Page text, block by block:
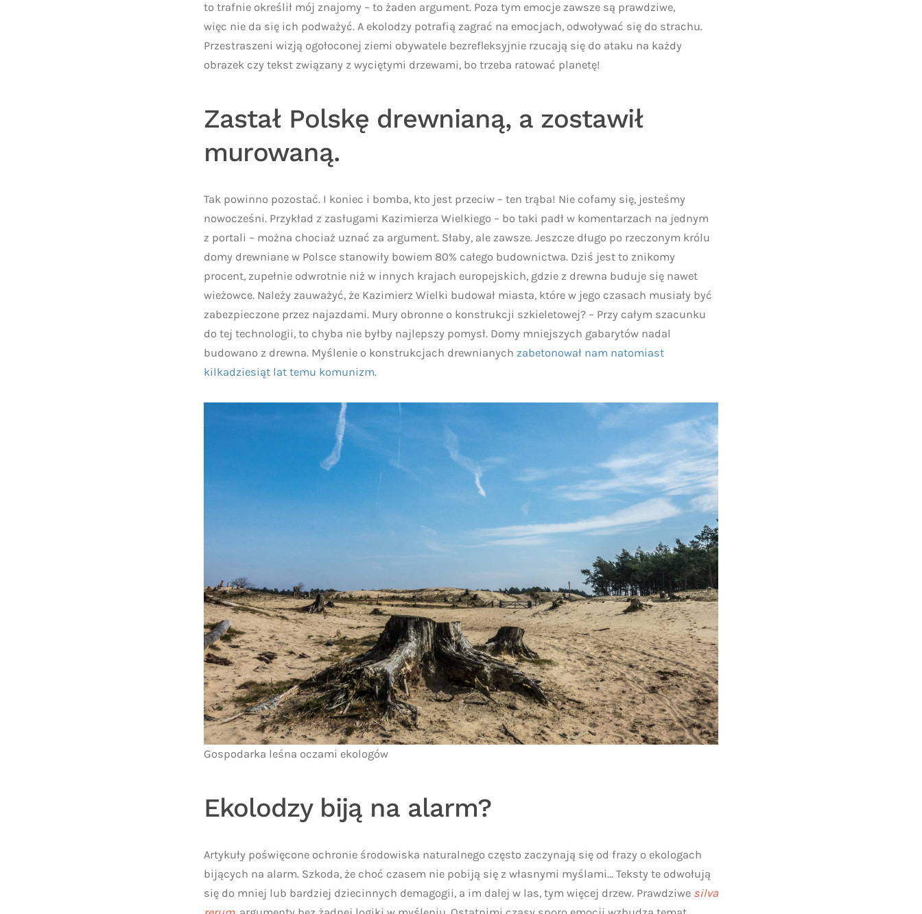
to trafnie określił mój znajomy – to żaden argument. Poza tym emocje zawsze są prawdziwe,
więc nie da się ich podważyć. A ekolodzy potrafią zagrać na emocjach, odwoływać się do strachu.
Przestraszeni wizją ogołoconej ziemi obywatele bezrefleksyjnie rzucają się do ataku na każdy
obrazek czy tekst związany z wyciętymi drzewami, bo trzeba ratować planetę!
Zastał Polskę drewnianą, a zostawił
murowaną.
Tak powinno pozostać. I koniec i bomba, kto jest przeciw – ten trąba! Nie cofamy się, jesteśmy
nowocześni. Przykład z zasługami Kazimierza Wielkiego – bo taki padł w komentarzach na jednym
z portali – można chociaż uznać za argument. Słaby, ale zawsze. Jeszcze długo po rzeczonym królu
domy drewniane w Polsce stanowiły bowiem 80% całego budownictwa. Dziś jest to znikomy
procent, zupełnie odwrotnie niż w innych krajach europejskich, gdzie z drewna buduje się nawet
wieżowce. Należy zauważyć, że Kazimierz Wielki budował miasta, które w jego czasach musiały być
zabezpieczone przez najazdami. Mury obronne o konstrukcji szkieletowej? – Przy całym szacunku
do tej technologii, to chyba nie byłby najlepszy pomysł. Domy mniejszych gabarytów nadal
budowano z drewna. Myślenie o konstrukcjach drewnianych zabetonował nam natomiast
kilkadziesiąt lat temu komunizm.
Gospodarka leśna oczami ekologów
Ekolodzy biją na alarm?
Artykuły poświęcone ochronie środowiska naturalnego często zaczynają się od frazy o ekologach
bijących na alarm. Szkoda, że choć czasem nie pobiją się z własnymi myślami… Teksty te odwołują
się do mniej lub bardziej dziecinnych demagogii, a im dalej w las, tym więcej drzew. Prawdziwe silva